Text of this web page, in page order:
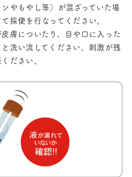
やもやし等）が混ざっていた場
採便を行なってください。
膚についたり、目や口に入った
洗い流してください。刺激が残
ださい。